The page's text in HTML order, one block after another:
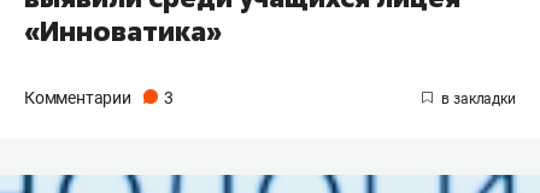
«Инноватика»
Комментарии 3